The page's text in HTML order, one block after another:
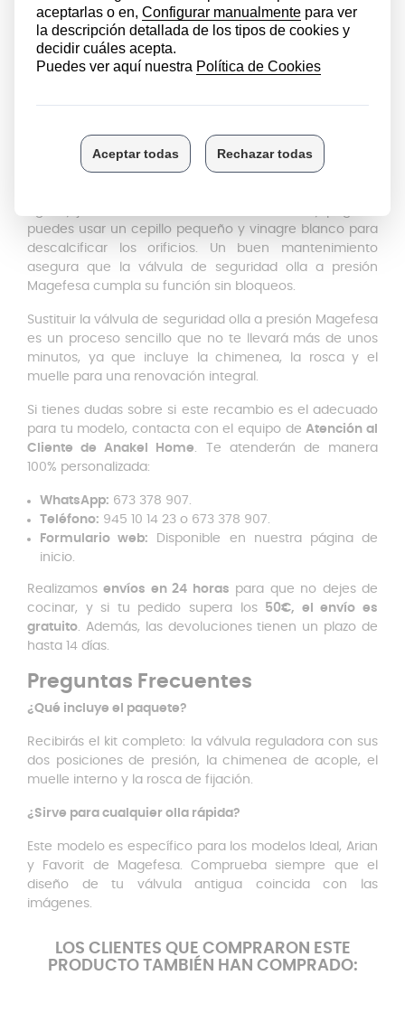
debido a la acumulación de cal o restos de comida; en
esos casos, renovar la pieza por una válvula de la olla
Magefesa original es la mejor decisión.
presión Magefesa
El mantenimiento preventivo es clave. Saber
limpiar la válvula de olla a presión Magefesa
a que los conductos no se obstruyan. Una vez que la
puedes usar un cepillo pequeño y vinagre blanco para
descalcificar los orificios. Un buen mantenimiento
asegura que la válvula de seguridad olla a presión
Magefesa cumpla su función sin bloqueos.
Sustituir la válvula de seguridad olla a presión Magefesa
es un proceso sencillo que no te llevará más de unos
minutos, ya que incluye la chimenea, la rosca y el
muelle para una renovación integral.
Si tienes dudas sobre si este recambio es el adecuado
para tu modelo, contacta con el equipo deAtención al
Cliente de Anakel Home. Te atenderán de manera
100% personalizada:
WhatsApp: 673 378 907.
Teléfono: 945 10 14 23 o 673 378 907.
Formulario web: Disponible en nuestra página de
inicio.
Realizamosenvíos en 24 horas para que no dejes de
cocinar, y si tu pedido supera los 50€, el envío es
gratuito. Además, las devoluciones tienen un plazo de
hasta 14 días.
Preguntas Frecuentes
¿Qué incluye el paquete?
Recibirás el kit completo: la válvula reguladora con sus
dos posiciones de presión, la chimenea de acople, el
muelle interno y la rosca de fijación.
¿Sirve para cualquier olla rápida?
Este modelo es específico para los modelos Ideal, Arian
y Favorit de Magefesa. Comprueba siempre que el
diseño de tu válvula antigua coincida con las
imágenes.
LOS CLIENTES QUE COMPRARON ESTE
PRODUCTO TAMBIÉN HAN COMPRADO: